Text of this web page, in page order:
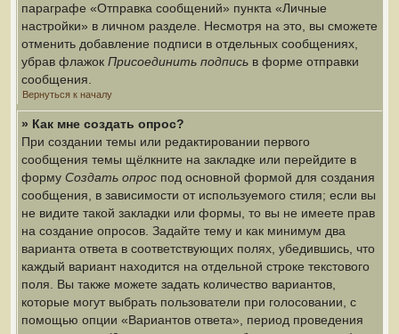
параграфе «Отправка сообщений» пункта «Личные
настройки» в личном разделе. Несмотря на это, вы сможете
отменить добавление подписи в отдельных сообщениях,
убрав флажок Присоединить подпись в форме отправки
сообщения.
Вернуться к началу
» Как мне создать опрос?
При создании темы или редактировании первого
сообщения темы щёлкните на закладке или перейдите в
форму Создать опрос под основной формой для создания
сообщения, в зависимости от используемого стиля; если вы
не видите такой закладки или формы, то вы не имеете прав
на создание опросов. Задайте тему и как минимум два
варианта ответа в соответствующих полях, убедившись, что
каждый вариант находится на отдельной строке текстового
поля. Вы также можете задать количество вариантов,
которые могут выбрать пользователи при голосовании, с
помощью опции «Вариантов ответа», период проведения